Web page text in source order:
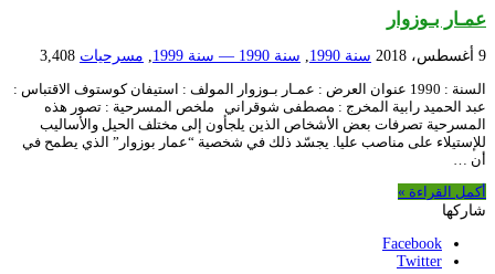
عمـار بـوزوار
9 أغسطس، 2018 سنة 1990 , سنة 1990 — سنة 1999 , مسرحيات 3,408
السنة : 1990 عنوان العرض : عمـار بـوزوار المولف : استيفان كوستوف الاقتباس :
عبد الحميد رابية المخرج : مصطفى شوقراني ملخص المسرحية : تصور هذه
المسرحية تصرفات بعض الأشخاص الذين يلجأون إلى مختلف الحيل والأساليب
للإستيلاء على مناصب عليا. يجسّد ذلك في شخصية “عمار بوزوار” الذي يطمح في
أن …
أكمل القراءة »
شاركها
Facebook
Twitter